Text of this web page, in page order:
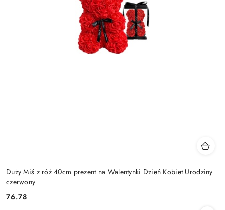
Duży Miś z róż 40cm prezent na Walentynki Dzień Kobiet Urodziny
czerwony
Cena:
76.78